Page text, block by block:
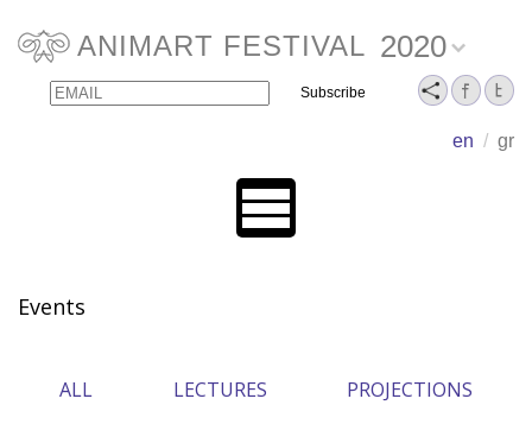
ANIMART FESTIVAL 2020
en / gr
Email Name
Events
ALL LECTURES
PROJECTIONS